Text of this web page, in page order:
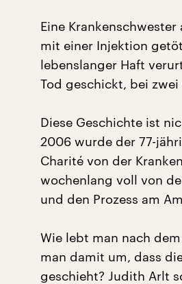
Eine
mit einer Injektion
lebenslanger Haft
Tod geschickt, bei
Diese Geschichte ist
2006 wurde der 77-
Charité von der
wochenlang voll von
und den Prozess am
Wie lebt man nach
man damit um, dass
geschieht? Judith Arlt